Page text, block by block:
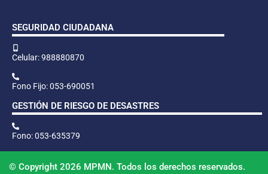
SEGURIDAD CIUDADANA
Celular: 988880870
Fono Fijo: 053-690051
GESTIÓN DE RIESGO DE DESASTRES
Fono: 053-635379
© Copyright 2026 MPMN. Todos los derechos reservados.